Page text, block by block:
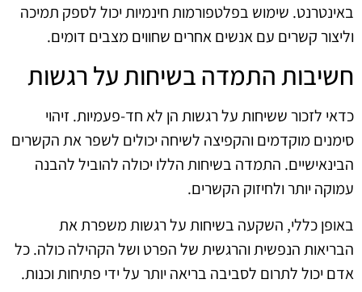
באינטרנט. שימוש בפלטפורמות חינמיות יכול לספק תמיכה
וליצור קשרים עם אנשים אחרים שחווים מצבים דומים.
חשיבות התמדה בשיחות על רגשות
כדאי לזכור ששיחות על רגשות הן לא חד-פעמיות. זיהוי
סימנים מוקדמים והקפיצה לשיחה יכולים לשפר את הקשרים
הבינאישיים. התמדה בשיחות הללו יכולה להוביל להבנה
עמוקה יותר ולחיזוק הקשרים.
באופן כללי, השקעה בשיחות על רגשות משפרת את
הבריאות הנפשית והרגשית של הפרט ושל הקהילה כולה. כל
אדם יכול לתרום לסביבה בריאה יותר על ידי פתיחות וכנות.